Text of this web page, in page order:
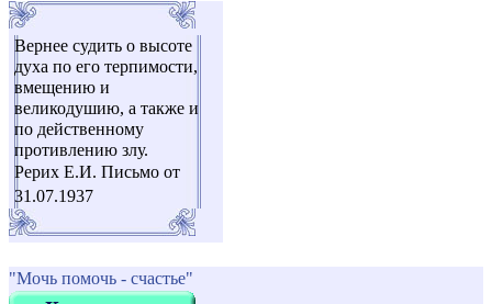
Вернее судить о высоте
духа по его терпимости,
вмещению и
великодушию, а также и
по действенному
противлению злу.
Рерих Е.И. Письмо от
31.07.1937
"Мочь помочь - счастье"